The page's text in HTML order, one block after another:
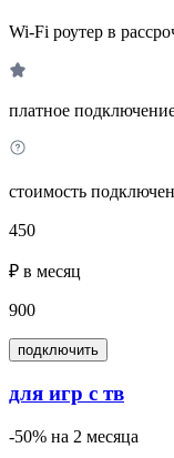
Wi-Fi роутер в
платное
стоимость
450
₽ в месяц
900
подключить
для игр с тв
-50% на 2 месяца